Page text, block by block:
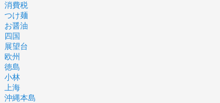
消費税
つけ麺
お醤油
四国
展望台
欧州
徳島
小林
上海
沖縄本島